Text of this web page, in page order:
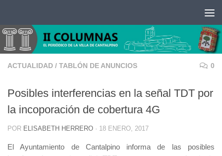
ACTUALIDAD / TABLÓN DE ANUNCIOS 0
Posibles interferencias en la señal TDT por
la incoporación de cobertura 4G
POR ELISABETH HERRERO · 18 ENERO, 2017
El Ayuntamiento de Cantalpino informa de las posibles